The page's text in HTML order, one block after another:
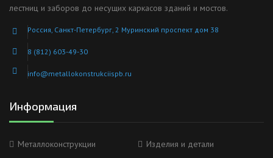
лестниц и заборов до несущих каркасов зданий и мостов.
Россия, Санкт-Петербург, 2 Муринский проспект дом 38
8 (812) 603-49-30
info@metallokonstrukciispb.ru
Информация
Металлоконструкции Изделия и детали